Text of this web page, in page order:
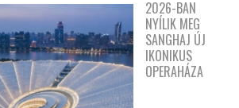
2026-BAN
NYÍLIK MEG
SANGHAJ ÚJ
IKONIKUS
OPERAHÁZA